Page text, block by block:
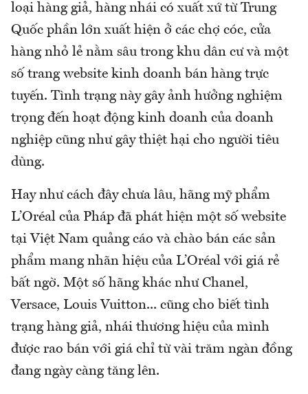
loại hàng giả, hàng nhái có xuất xứ từ Trung
Quốc phần lớn xuất hiện ở các chợ cóc, cửa
hàng nhỏ lẻ nằm sâu trong khu dân cư và một
số trang website kinh doanh bán hàng trực
tuyến. Tình trạng này gây ảnh hưởng nghiệm
trọng đến hoạt động kinh doanh của doanh
nghiệp cũng như gây thiệt hại cho người tiêu
dùng.
Hay như cách đây chưa lâu, hãng mỹ phẩm
L’Oréal của Pháp đã phát hiện một số website
tại Việt Nam quảng cáo và chào bán các sản
phẩm mang nhãn hiệu của L’Oréal với giá rẻ
bất ngờ. Một số hãng khác như Chanel,
Versace, Louis Vuitton... cũng cho biết tình
trạng hàng giả, nhái thương hiệu của mình
được rao bán với giá chỉ từ vài trăm ngàn đồng
đang ngày càng tăng lên.